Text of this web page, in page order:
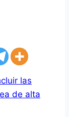
las
de alta